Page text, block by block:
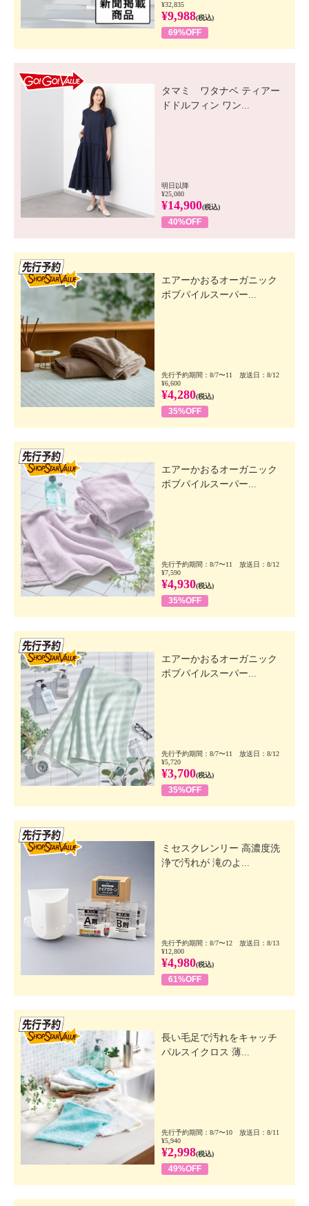
¥32,835
¥9,988(税込)
69%OFF
タマミ ワタナベ ティアー
ドドルフィン ワン...
明日以降
¥25,080
¥14,900(税込)
40%OFF
エアーかおるオーガニック
ボブパイルスーパー...
先行予約期間：8/7〜11 放送日：8/12
¥6,600
¥4,280(税込)
35%OFF
エアーかおるオーガニック
ボブパイルスーパー...
先行予約期間：8/7〜11 放送日：8/12
¥7,590
¥4,930(税込)
35%OFF
エアーかおるオーガニック
ボブパイルスーパー...
先行予約期間：8/7〜11 放送日：8/12
¥5,720
¥3,700(税込)
35%OFF
ミセスクレンリー 高濃度洗
浄で汚れが 滝のよ...
先行予約期間：8/7〜12 放送日：8/13
¥12,800
¥4,980(税込)
61%OFF
長い毛足で汚れをキャッチ
パルスイクロス 薄...
先行予約期間：8/7〜10 放送日：8/11
¥5,940
¥2,998(税込)
49%OFF